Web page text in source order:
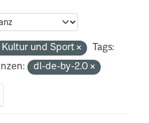
Kultur und Sport
Tags:
dl-de-by-2.0